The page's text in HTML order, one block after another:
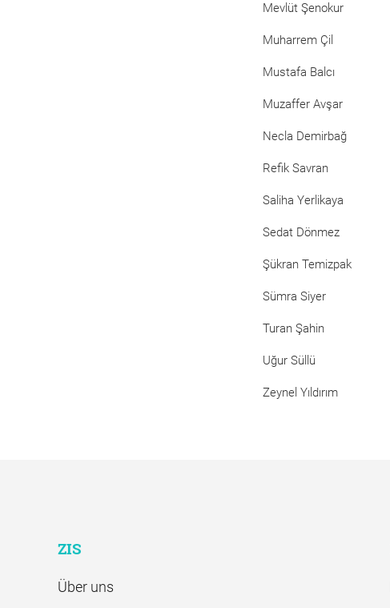
Mevlüt Şenokur
Muharrem Çil
Mustafa Balcı
Muzaffer Avşar
Necla Demirbağ
Refik Savran
Saliha Yerlikaya
Sedat Dönmez
Şükran Temizpak
Sümra Siyer
Turan Şahin
Uğur Süllü
Zeynel Yıldırım
ZIS
Über uns